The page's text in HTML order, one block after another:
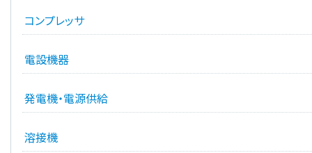
コンプレッサ
電設機器
発電機・電源供給
溶接機